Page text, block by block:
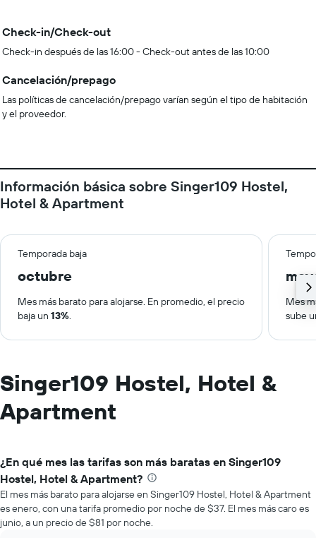
Check-in/Check-out
Check-in después de las 16:00 - Check-out antes de las 10:00
Cancelación/prepago
Las políticas de cancelación/prepago varían según el tipo de habitación
y el proveedor.
Información básica sobre Singer109 Hostel,
Hotel & Apartment
Temporada baja
octubre
Mes más barato para alojarse. En promedio, el precio
baja un 13%.
Mes
sube
Singer109 Hostel, Hotel &
Apartment
¿En qué mes las tarifas son más baratas en Singer109
Hostel, Hotel & Apartment?
El mes más barato para alojarse en Singer109 Hostel, Hotel & Apartment
es enero, con una tarifa promedio por noche de $37. El mes más caro es
junio, a un precio de $81 por noche.